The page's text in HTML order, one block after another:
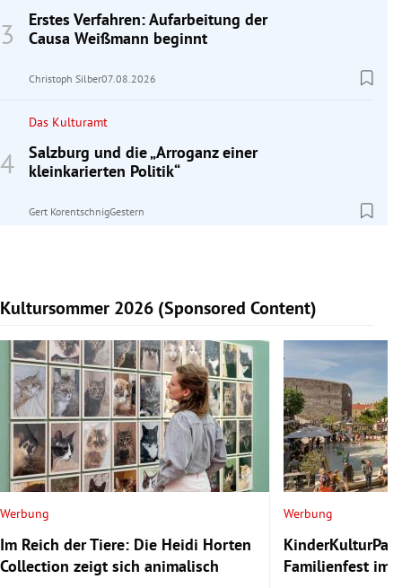
Erstes Verfahren: Aufarbeitung der
Causa Weißmann beginnt
Christoph Silber07.08.2026
Das Kulturamt
Salzburg und die „Arroganz einer
kleinkarierten Politik“
Gert KorentschnigGestern
Kultursommer 2026 (Sponsored Content)
Slide 1 von 10
Werbung
Im Reich der Tiere: Die Heidi Horten
Collection zeigt sich animalisch
Werbung
Familienfest im